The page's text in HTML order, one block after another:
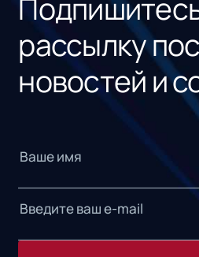
рассылку
новостей и